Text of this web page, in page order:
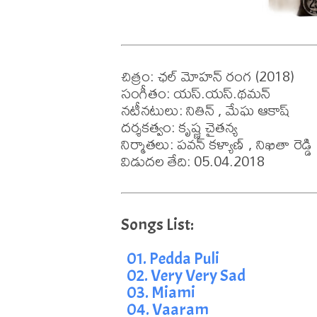
చిత్రం: ఛల్ మోహన్ రంగ (2018)
సంగీతం: యస్.యస్.థమన్
నటీనటులు: నితిన్ , మేఘ ఆకాష్
దర్శకత్వం: కృష్ణ చైతన్య
నిర్మాతలు: పవన్ కళ్యాణ్ , నిఖితా రెడ్డి
విడుదల తేది: 05.04.2018
01. Pedda Puli
02. Very Very Sad
03. Miami
04. Vaaram